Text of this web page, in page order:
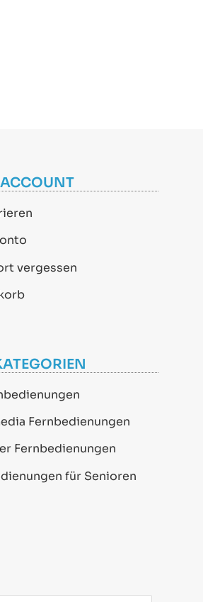
vergessen
Fernbedienungen
Fernbedienungen
für Senioren